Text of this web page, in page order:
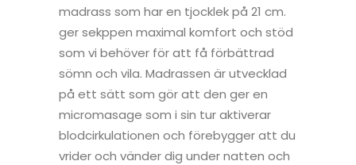
madrass som har en tjocklek på 21 cm.
ger sekppen maximal komfort och stöd
som vi behöver för att få förbättrad
sömn och vila. Madrassen är utvecklad
på ett sätt som gör att den ger en
micromasage som i sin tur aktiverar
blodcirkulationen och förebygger att du
vrider och vänder dig under natten och